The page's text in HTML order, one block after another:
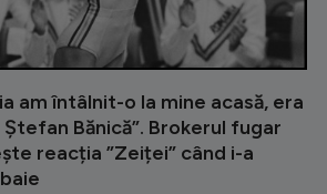
am întâlnit-o la mine acasă, era
Bănică”. Brokerul fugar
reacția ”Zeiței” când i-a